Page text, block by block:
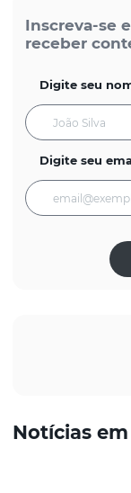
Inscreva-se
receber
Digite seu
Digite seu
Notícias